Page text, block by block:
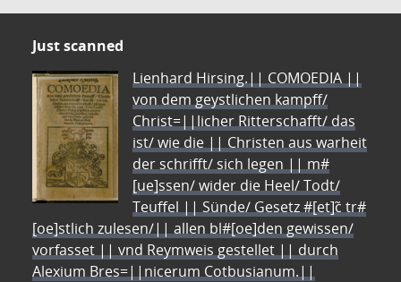
Just scanned
Lienhard Hirsing.|| COMOEDIA ||
von dem geystlichen kampff/
Christ=||licher Ritterschafft/ das
ist/ wie die || Christen aus warheit
der schrifft/ sich legen || m#
[ue]ssen/ wider die Heel/ Todt/
Teuffel || Sünde/ Gesetz #[et]c̃ tr#
[oe]stlich zulesen/|| allen bl#[oe]den gewissen/
vorfasset || vnd Reymweis gestellet || durch
Alexium Bres=||nicerum Cotbusianum.||